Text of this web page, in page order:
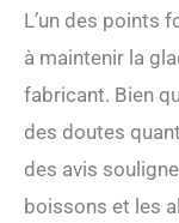
L’un des points
à maintenir la
fabricant. Bien
des doutes
des avis
boissons et les